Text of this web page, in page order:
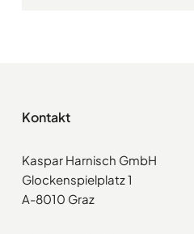
Kontakt
Kaspar Harnisch GmbH
Glockenspielplatz 1
A-8010 Graz